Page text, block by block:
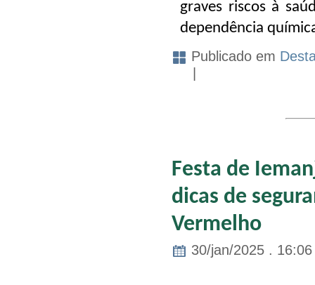
graves riscos à
dependência
Publicado em
|
Festa de
dicas de
Vermelho
30/jan/2025 . 16:06